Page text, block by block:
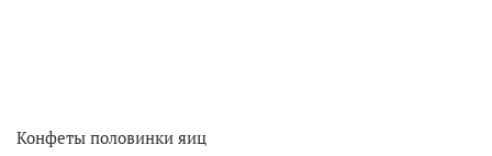
Конфеты половинки яиц